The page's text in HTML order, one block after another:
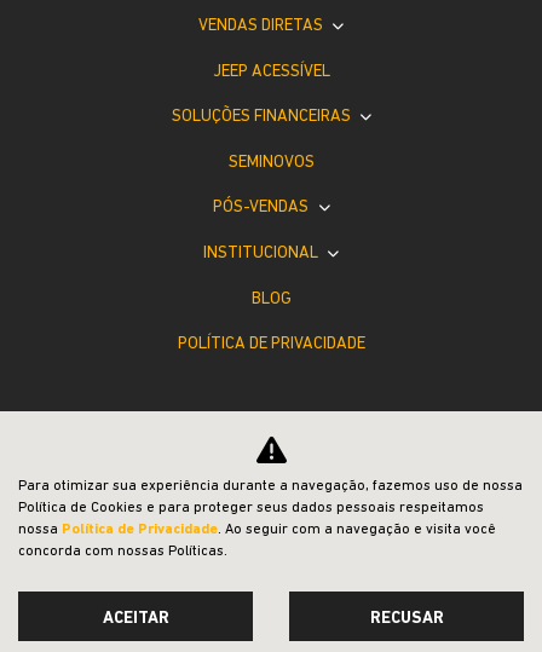
VENDAS DIRETAS
JEEP ACESSÍVEL
SOLUÇÕES FINANCEIRAS
SEMINOVOS
PÓS-VENDAS
INSTITUCIONAL
BLOG
POLÍTICA DE PRIVACIDADE
Desacelere. Seu bem maior é a vida.
Para otimizar sua experiência durante a navegação, fazemos uso de nossa
Política de Cookies e para proteger seus dados pessoais respeitamos
nossa Política de Privacidade. Ao seguir com a navegação e visita você
concorda com nossas Políticas.
ACEITAR RECUSAR